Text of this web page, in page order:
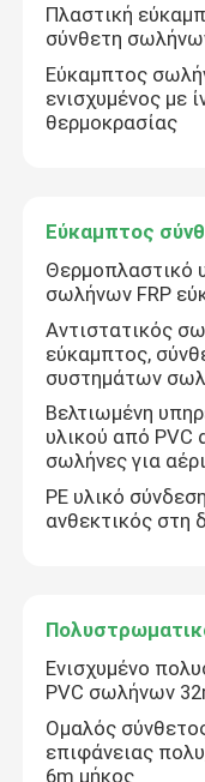
Πλαστική
σύνθετη
Εύκαμπτος
ενισχυμένος με
θερμοκρασίας
Εύκαμπτος
Θερμοπλαστικό
σωλήνων FRP
Αντιστατικός
εύκαμπτος,
συστημάτων
Βελτιωμένη
υλικού από
σωλήνες για
PE υλικό
ανθεκτικός στη
Ενισχυμένο
PVC σωλήνων
Ομαλός
επιφάνειας
6m μήκος